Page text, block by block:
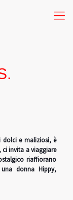
dolci e maliziosi, è
ci invita a viaggiare
riaffiorano
donna Hippy,